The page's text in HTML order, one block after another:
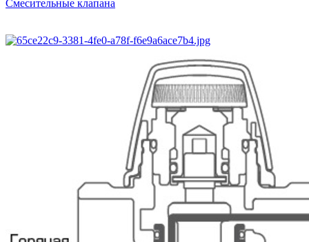
Смесительные клапана